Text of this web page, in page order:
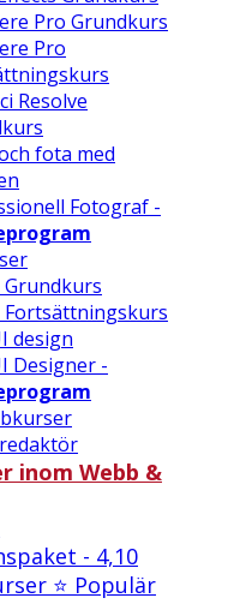
Pro Grundkurs
Pro
Resolve
fota med
Fotograf -
Grundkurs
Fortsättningskurs
design
Designer -
inom Webb &
- 4,10
⭐ Populär